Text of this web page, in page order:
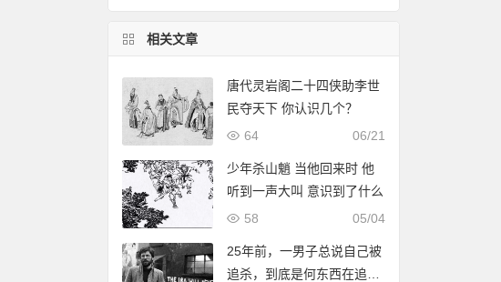
相关文章
唐代灵岩阁二十四侠助李世
民夺天下 你认识几个？
06/21
64
少年杀山魈 当他回来时 他
听到一声大叫 意识到了什么
05/04
58
25年前，一男子总说自己被
追杀，到底是何东西在追杀